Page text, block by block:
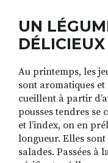
UN
DÉLICIEUX
Au printemps, les
sont aromatiques
cueillent à partir
pousses tendres se
et l’index, on en
longueur. Elles sont
salades. Passées à